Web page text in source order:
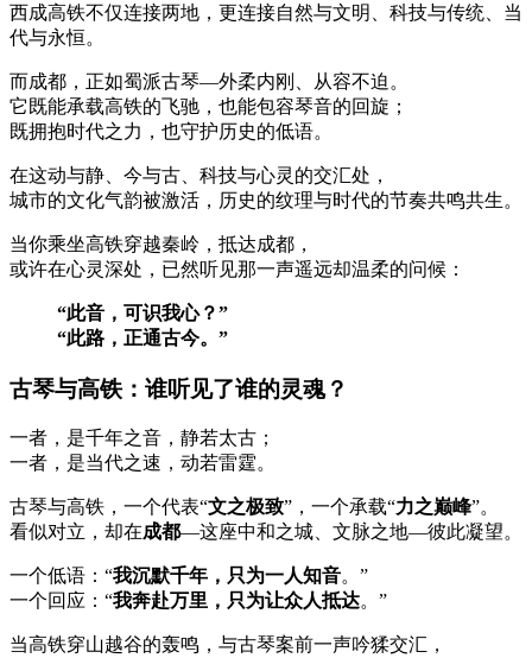
西成高铁不仅连接两地，更连接自然与文明、科技与传统、当
代与永恒。
而成都，正如蜀派古琴—外柔内刚、从容不迫。
它既能承载高铁的飞驰，也能包容琴音的回旋；
既拥抱时代之力，也守护历史的低语。
在这动与静、今与古、科技与心灵的交汇处，
城市的文化气韵被激活，历史的纹理与时代的节奏共鸣共生。
当你乘坐高铁穿越秦岭，抵达成都，
或许在心灵深处，已然听见那一声遥远却温柔的问候：
“此音，可识我心？”
“此路，正通古今。”
古琴与高铁：谁听见了谁的灵魂？
一者，是千年之音，静若太古；
一者，是当代之速，动若雷霆。
古琴与高铁，一个代表“文之极致”，一个承载“力之巅峰”。
看似对立，却在成都—这座中和之城、文脉之地—彼此凝望。
一个低语：“我沉默千年，只为一人知音。”
一个回应：“我奔赴万里，只为让众人抵达。”
当高铁穿山越谷的轰鸣，与古琴案前一声吟猱交汇，